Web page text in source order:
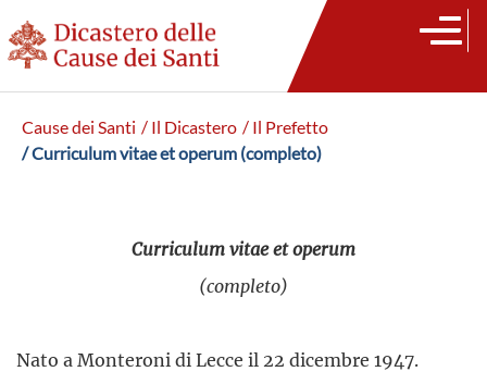
Cause dei Santi / Il Dicastero / Il Prefetto
/ Curriculum vitae et operum (completo)
Curriculum vitae et operum
(completo)
Nato a Monteroni di Lecce il 22 dicembre 1947.